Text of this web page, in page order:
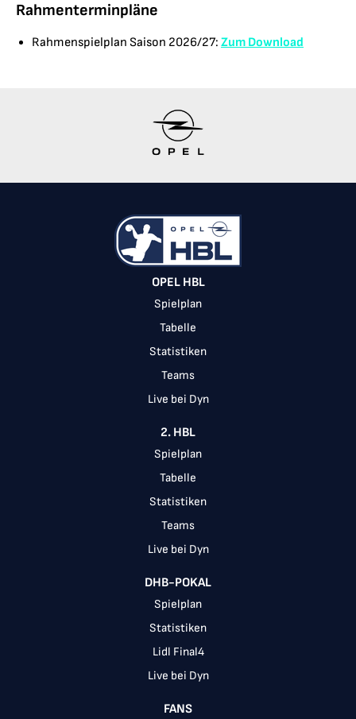
Rahmenterminpläne
Rahmenspielplan Saison 2026/27: Zum Download
OPEL HBL
Spielplan
Tabelle
Statistiken
Teams
Live bei Dyn
2. HBL
Spielplan
Tabelle
Statistiken
Teams
Live bei Dyn
DHB-POKAL
Spielplan
Statistiken
Lidl Final4
Live bei Dyn
FANS